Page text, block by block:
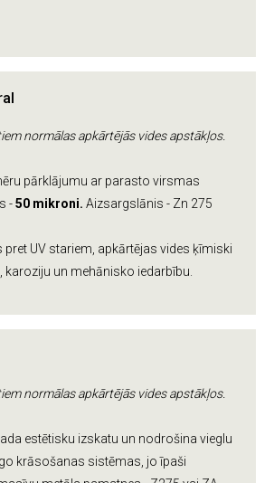
normālas apkārtējās vides apstākļos.
pārklājumu ar parasto virsmas
-50 mikroni. Aizsargslānis - Zn 275
UV stariem, apkārtējas vides ķīmiski
karoziju un mehānisko iedarbību.
normālas apkārtējās vides apstākļos.
estētisku izskatu un nodrošina vieglu
krāsošanas sistēmas, jo īpaši